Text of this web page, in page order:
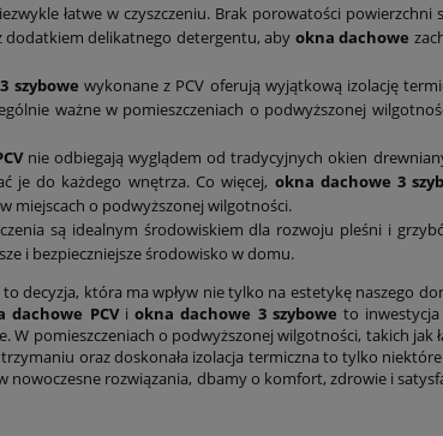
łatwe w czyszczeniu. Brak porowatości powierzchni
dodatkiem delikatnego detergentu, aby okna dachowe
szybowe wykonane z PCV oferują wyjątkową izolację
ważne w pomieszczeniach o podwyższonej
nie odbiegają wyglądem od tradycyjnych okien
je do każdego wnętrza. Co więcej, okna dachowe 3
miejscach o podwyższonej wilgotności.
są idealnym środowiskiem dla rozwoju pleśni i
i bezpieczniejsze środowisko w domu.
decyzja, która ma wpływ nie tylko na estetykę naszego
dachowe PCViokna dachowe 3 szybowe to inwestycja
W pomieszczeniach o podwyższonej wilgotności, takich jak
oraz doskonała izolacja termiczna to tylko
rozwiązania, dbamy o komfort, zdrowie i